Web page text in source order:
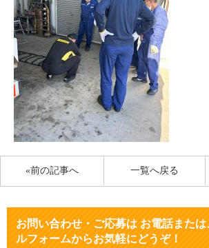
«前の記事へ 一覧へ戻る
お問い合わせ・ご応募はお電話または
ルフォームからお気軽にどうぞ！